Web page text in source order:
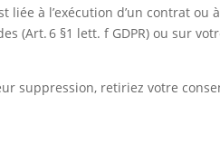
liée à l’exécution d’un contrat
6 §1 lett. f GDPR) ou sur
suppression, retiriez votre